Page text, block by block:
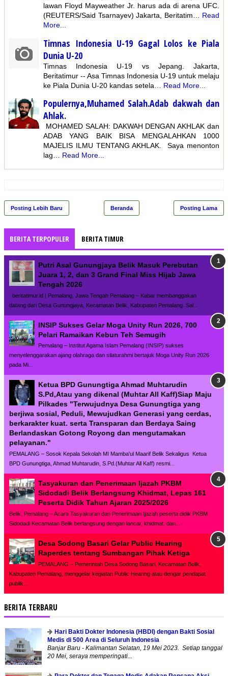
lawan Floyd Mayweather Jr. harus ada di arena UFC.
(REUTERS/Said Tsarnayev) Jakarta, Beritatim… Read
More...
Timnas Indonesia U-19 Gagal Lolos ke Piala
Dunia U-20
Timnas Indonesia U-19 vs Jepang. Jakarta,
Beritatimur -- Asa Timnas Indonesia U-19 untuk melaju
ke Piala Dunia U-20 kandas setela…
Read More...
Populernya,Muhamed Salah.Adab dakwah dan
Ahlak.
MOHAMED SALAH: DAKWAH DENGAN AKHLAK dan
ADAB YANG BAIK BISA MENGALAHKAN 1000
MAJELIS ILMU TENTANG AKHLAK. Saya menonton
lag… Read More...
Posting Lebih Baru Posting Lama
Beranda
BERITA TERPOPULER BERITA TIMUR
Putri Asal Gunungjaya Belik Masuk Perebutan
Juara 1, 2, dan 3 Grand Final Miss Hijab Jawa
Tengah 2026
beritatimur.id | Pemalang, Jawa Tengah Pemalang – Kabar membanggakan
datang dari Desa Gunungjaya, Kecamatan Belik, Kabupaten Pemalang. Sal...
INSIP Sukses Gelar Moga Unity Run 2026, 700
Pelari Ramaikan Kebun Teh Semugih
Pemalang – Institut Agama Islam Pemalang (INSIP) sukses
menyelenggarakan ajang olahraga dan silaturahmi bertajuk Moga Unity Run 2026
pada Mi...
Ketua BPD Gunungtiga Ahmad Muhtarudin
S.Pd,Atau yang dikenal (Muhtar All Kaff)Siap Maju
Pilkades "Terwujudnya Desa Gunungtiga yang
berjiwa sosial, Peduli, Mewujudkan Generasi yang cerdas,
berkarakter kuat. serta Transparan dan Berdaya Saing
Berlandaskan Gotong Royong dan mengutamakan
pelayanan."
PEMALANG – Sosok Kepala Sekolah MI Mamba'ul Maarif Belik Sekaligus Ketua
BPD Gunungtiga, Ahmad Muhtarudin, S.Pd.(Muhtar All Kaff) resmi...
Tasyakuran dan Penerimaan Ijazah PKBM
Sidodadi Belik Berlangsung Khidmat, Lepas 161
Peserta Didik Tahun Ajaran 2025/2026
Belik, Pemalang – Acara Tasyakuran dan Penerimaan Ijazah peserta didik PKBM
Sidodadi Kecamatan Belik berlangsung dengan lancar, khidmat, dan...
Desa Sodong Basari Gelar Public Hearing
Raperdes tentang Sumbangan Pihak Ketiga
PEMALANG – Pemerintah Desa Sodong Basari, Kecamatan Belik,
Kabupaten Pemalang, menggelar kegiatan Public Hearing atau dengar pendapat
publik...
BERITA TERBARU
Hari Bakti Dokter Indonesia (HBDI) dengan Bakti Sosial
Medis di 500 Area di Seluruh Indonesia
Banjar Baru - Kalimantan Selatan, 19 Mei 2023. Setiap tanggal
20 Mei, seraya memperingati...